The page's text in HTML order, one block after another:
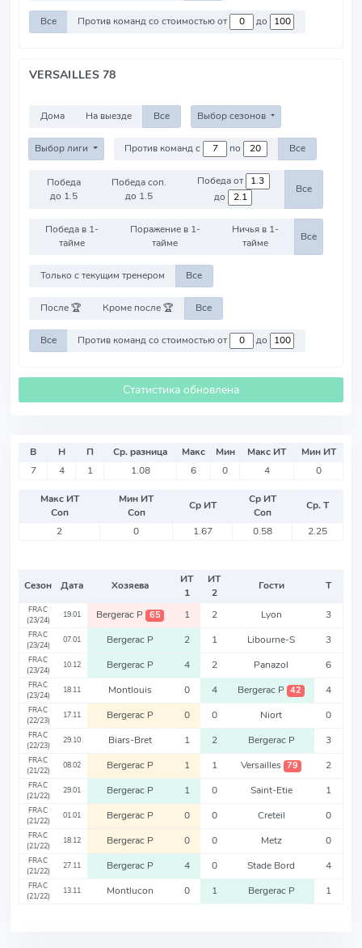
Все Против команд со стоимостью от до
VERSAILLES 78
Дома На выезде Все Выбор сезонов
Выбор лиги Против команд с по Все
Победа
до 1.5
Победа соп.
до 1.5
Победа от
до
Все
Победа в 1-
тайме
Поражение в 1-
тайме
Ничья в 1-
тайме
Все
Только с текущим тренером Все
После 🏆 Кроме после 🏆 Все
Все Против команд со стоимостью от до
Статистика обновлена
В Н П Ср. разница Макс Мин Макс ИТ
Мин ИТ
7
4 1 1.08 6 0 4 0
Макс ИТ
Соп
Мин ИТ
Соп
Ср ИТ
Ср ИТ
Соп
Ср. Т
2
0 1.67 0.58 2.25
Сезон Дата Хозяева
ИТ
1
ИТ
2
Гости Т
FRAC
(23/24)
19.01 Bergerac P 65 1 2 Lyon 3
FRAC
(23/24)
07.01 Bergerac P 2 1 Libourne-S 3
FRAC
(23/24)
10.12 Bergerac P 4 2 Panazol 6
FRAC
(23/24)
18.11 Montlouis 0 4 Bergerac P 42 4
FRAC
(22/23)
17.11 Bergerac P 0 0 Niort 0
FRAC
(22/23)
29.10 Biars-Bret 1 2 Bergerac P 3
FRAC
(21/22)
08.02 Bergerac P 1 1 Versailles 79 2
FRAC
(21/22)
29.01 Bergerac P 1 0 Saint-Etie 1
FRAC
(21/22)
01.01 Bergerac P 0 0 Creteil 0
FRAC
(21/22)
18.12 Bergerac P 0 0 Metz 0
FRAC
(21/22)
27.11 Bergerac P 4 0 Stade Bord 4
FRAC
(21/22)
13.11 Montlucon 0 1 Bergerac P 1